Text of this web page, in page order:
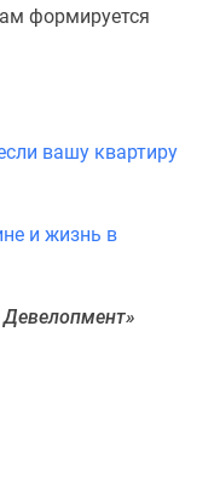
формируется
вашу квартиру
и жизнь в